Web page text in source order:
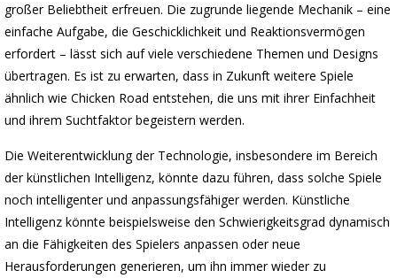
großer Beliebtheit erfreuen. Die zugrunde liegende Mechanik – eine
einfache Aufgabe, die Geschicklichkeit und Reaktionsvermögen
erfordert – lässt sich auf viele verschiedene Themen und Designs
übertragen. Es ist zu erwarten, dass in Zukunft weitere Spiele
ähnlich wie Chicken Road entstehen, die uns mit ihrer Einfachheit
und ihrem Suchtfaktor begeistern werden.
Die Weiterentwicklung der Technologie, insbesondere im Bereich
der künstlichen Intelligenz, könnte dazu führen, dass solche Spiele
noch intelligenter und anpassungsfähiger werden. Künstliche
Intelligenz könnte beispielsweise den Schwierigkeitsgrad dynamisch
an die Fähigkeiten des Spielers anpassen oder neue
Herausforderungen generieren, um ihn immer wieder zu